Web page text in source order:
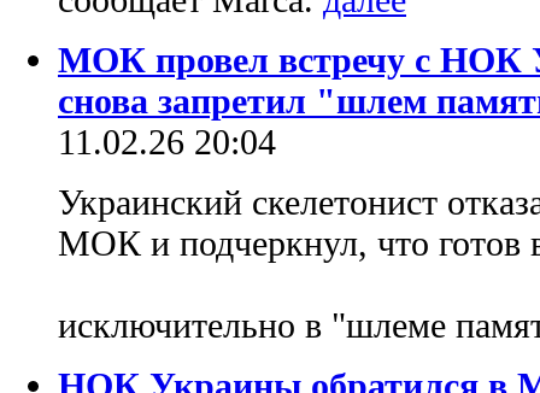
МОК провел встречу с НОК
снова запретил "шлем
11.02.26 20:04
Украинский скелетонист
МОК и подчеркнул, что готов
исключительно в "шлеме
НОК Украины обратился в